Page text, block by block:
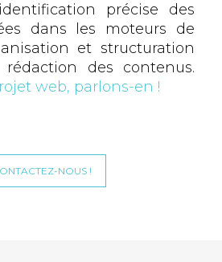
identification précise des
dans les moteurs de
et structuration
des contenus.
web, parlons-en !
NOUS !